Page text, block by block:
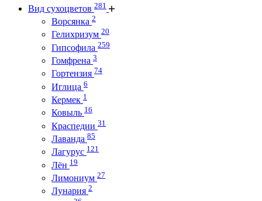
Вид сухоцветов 281
Ворсянка 2
Гелихризум 20
Гипсофила 259
Гомфрена 3
Гортензия 74
Иглица 6
Кермек 1
Ковыль 16
Краспедии 31
Лаванда 85
Лагурус 121
Лён 19
Лимониум 27
Лунария 2